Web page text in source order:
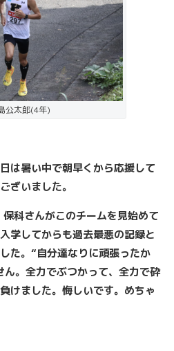
公太郎(4年)
は暑い中で朝早くから応援して
ざいました。
科さんがこのチームを見始めて
学してからも過去最悪の記録と
た。“自分達なりに頑張ったか
。全力でぶつかって、全力で砕
けました。悔しいです。めちゃ